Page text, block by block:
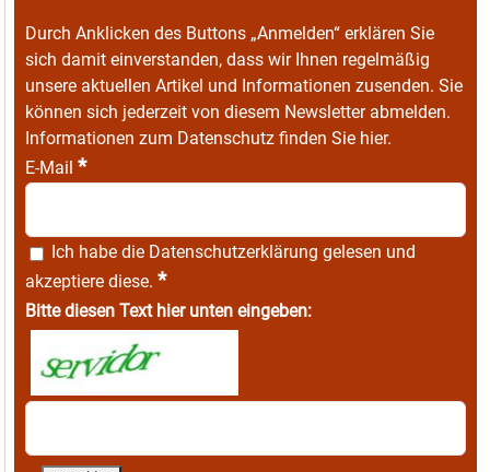
Durch Anklicken des Buttons „Anmelden“ erklären Sie
sich damit einverstanden, dass wir Ihnen regelmäßig
unsere aktuellen Artikel und Informationen zusenden. Sie
können sich jederzeit von diesem Newsletter abmelden.
Informationen zum Datenschutz finden Sie hier.
E-Mail *
Ich habe die Datenschutzerklärung gelesen und
akzeptiere diese. *
Bitte diesen Text hier unten eingeben: